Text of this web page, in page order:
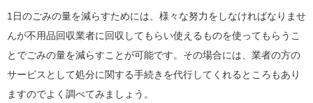
1日のごみの量を減らすためには、様々な努力をしなければなりませ
んが不用品回収業者に回収してもらい使えるものを使ってもらうこ
とでごみの量を減らすことが可能です。その場合には、業者の方の
サービスとして処分に関する手続きを代行してくれるところもあり
ますのでよく調べてみましょう。